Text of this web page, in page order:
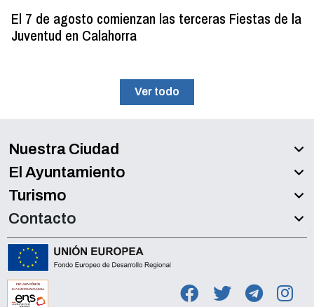
El 7 de agosto comienzan las terceras Fiestas de la
Juventud en Calahorra
Ver todo
Nuestra Ciudad
El Ayuntamiento
Turismo
Contacto